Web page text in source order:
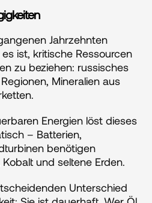
Jahrzehnten
ist, kritische Ressourcen
zu beziehen: russisches
Mineralien aus
Energien löst dieses
– Batterien,
benötigen
und seltene Erden.
Unterschied